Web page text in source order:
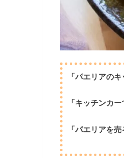
「パエリアの
「キッチンカ
「パエリアを